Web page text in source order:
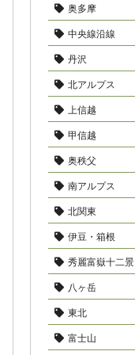
奥多摩
中央線沿線
丹沢
北アルプス
上信越
甲信越
奥秩父
南アルプス
北関東
伊豆・箱根
秀麗富嶽十二景
八ヶ岳
東北
富士山